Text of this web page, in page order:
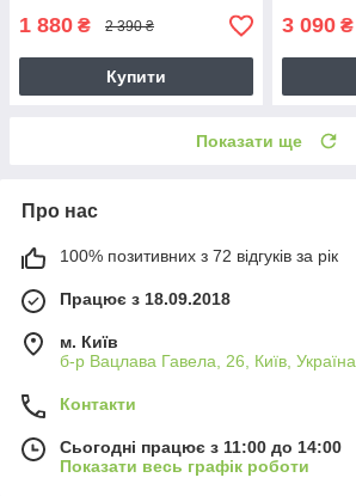
1 880 ₴ 2 390 ₴
Купити
3 090 ₴
Показати ще
Про нас
100% позитивних з 72 відгуків за рік
Працює з 18.09.2018
м. Київ
б-р Вацлава Гавела, 26, Київ, Україна
Контакти
Сьогодні працює з 11:00 до 14:00
Показати весь графік роботи